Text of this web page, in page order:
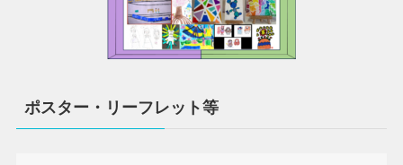
ポスター・リーフレット等